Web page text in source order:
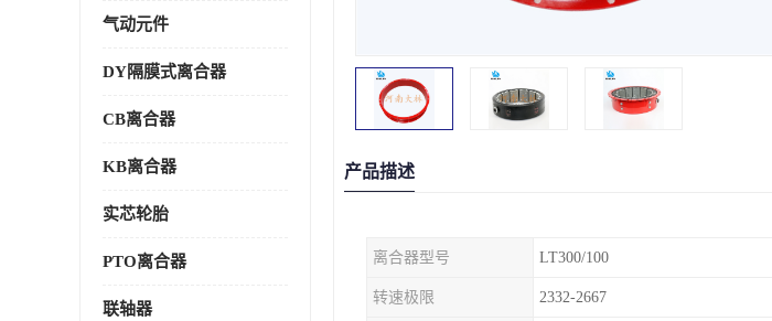
气动元件
DY隔膜式离合器
CB离合器
KB离合器
实芯轮胎
PTO离合器
联轴器
产品描述
离合器型号 LT300/100
转速极限 2332-2667